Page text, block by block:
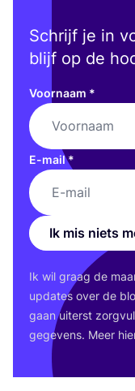
Schrijf je in
blijf op de
Voornaam *
E-mail*
Ik mis niets
Ik wil graag de
upda­tes over de
gaan uiterst
gege­vens. Meer